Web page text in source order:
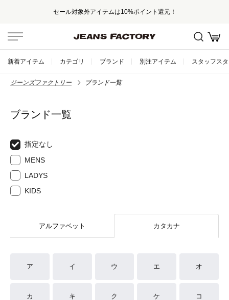
セール対象外アイテムは10%ポイント還元！
新着アイテム カテゴリ ブランド 別注アイテム スタッフス
ジーンズファクトリー ブランド一覧
ブランド一覧
指定なし
MENS
LADYS
KIDS
アルファベット カタカナ
ア イ ウ エ オ
カ キ ク ケ コ